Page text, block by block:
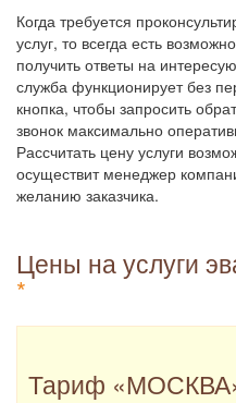
Когда требуется
услуг, то всегда есть
получить ответы на
служба функционирует без
кнопка, чтобы запросить
звонок максимально
Рассчитать цену услуги
осуществит менеджер
желанию заказчика.
Цены на услуги
*
Тариф